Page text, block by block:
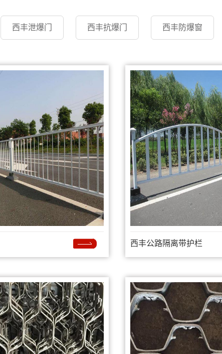
西丰泄爆门 西丰抗爆门 西丰防爆窗
西丰公路隔离带护栏